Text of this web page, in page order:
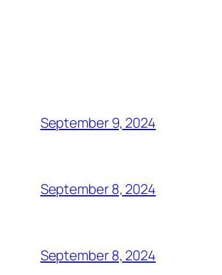
September 9, 2024
September 8, 2024
September 8, 2024